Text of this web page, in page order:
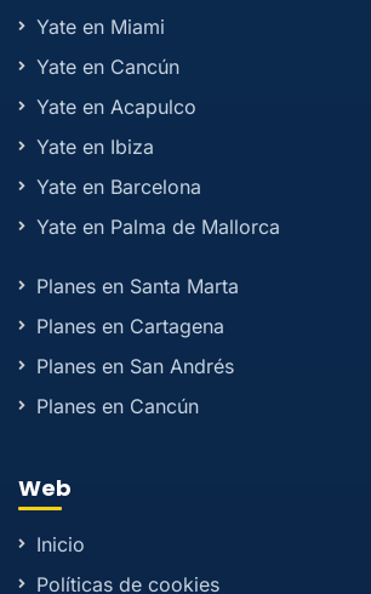
Yate en Miami
Yate en Cancún
Yate en Acapulco
Yate en Ibiza
Yate en Barcelona
Yate en Palma de Mallorca
Planes en Santa Marta
Planes en Cartagena
Planes en San Andrés
Planes en Cancún
Web
Inicio
Políticas de cookies